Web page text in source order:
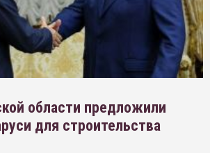
области предложили
для строительства